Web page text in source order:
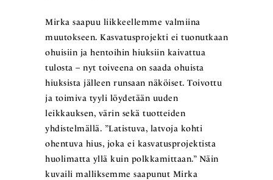
Mirka saapuu liikkeellemme valmiina
muutokseen. Kasvatusprojekti ei tuonutkaan
ohuisiin ja hentoihin hiuksiin kaivattua
tulosta – nyt toiveena on saada ohuista
hiuksista jälleen runsaan näköiset. Toivottu
ja toimiva tyyli löydetään uuden
leikkauksen, värin sekä tuotteiden
yhdistelmällä. ”Latistuva, latvoja kohti
ohentuva hius, joka ei kasvatusprojektista
huolimatta yllä kuin polkkamittaan.” Näin
kuvaili malliksemme saapunut Mirka